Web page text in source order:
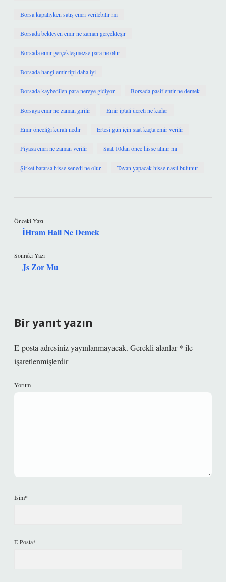
Borsa kapalıyken satış emri verilebilir mi
Borsada bekleyen emir ne zaman gerçekleşir
Borsada emir gerçekleşmezse para ne olur
Borsada hangi emir tipi daha iyi
Borsada kaybedilen para nereye gidiyor Borsada pasif emir ne demek
Borsaya emir ne zaman girilir Emir iptali ücreti ne kadar
Emir önceliği kuralı nedir Ertesi gün için saat kaçta emir verilir
Piyasa emri ne zaman verilir Saat 10dan önce hisse alınır mı
Şirket batarsa hisse senedi ne olur Tavan yapacak hisse nasıl bulunur
Önceki Yazı
İHram Hali Ne Demek
Sonraki Yazı
Js Zor Mu
Bir yanıt yazın
E-posta adresiniz yayınlanmayacak. Gerekli alanlar* ile
işaretlenmişlerdir
Yorum
İsim*
E-Posta*